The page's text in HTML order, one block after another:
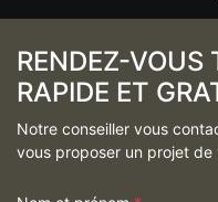
RENDEZ-VOUS
RAPIDE ET
Notre conseiller vous
vous proposer un projet de